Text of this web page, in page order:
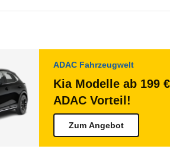
ADAC Fahrzeugwelt
Kia Modelle ab 199
ADAC Vorteil!
Zum Angebot